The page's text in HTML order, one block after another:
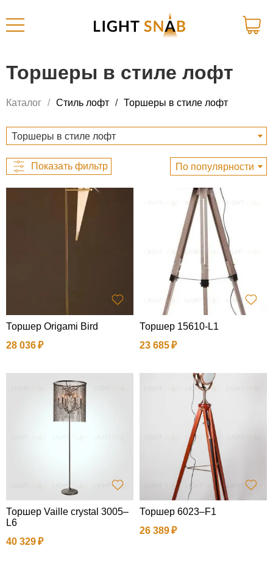
Торшеры в стиле лофт
Каталог Стиль лофт Торшеры в стиле лофт
Торшеры в стиле лофт
По популярности
Торшер Origami Bird
28 036
Торшер 15610-L1
23 685
Торшер Vaille crystal 3005–
L6
40 329
Торшер 6023–F1
26 389